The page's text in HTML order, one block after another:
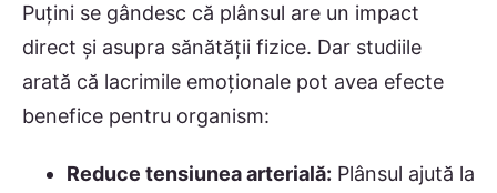
Puțini se gândesc că plânsul are un impact
direct și asupra sănătății fizice. Dar studiile
arată că lacrimile emoționale pot avea efecte
benefice pentru organism:
Reduce tensiunea arterială: Plânsul ajută la